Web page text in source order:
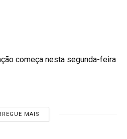
começa nesta segunda-feira
MAIS